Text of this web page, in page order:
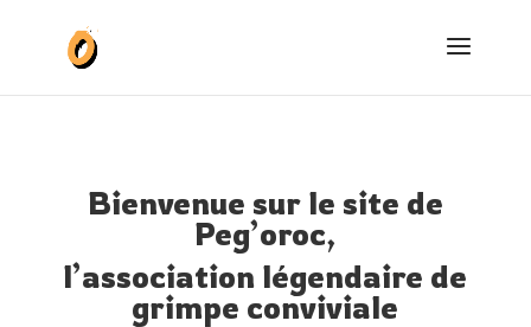
Bienvenue sur le site de
Peg’oroc,
l’association légendaire de
grimpe conviviale